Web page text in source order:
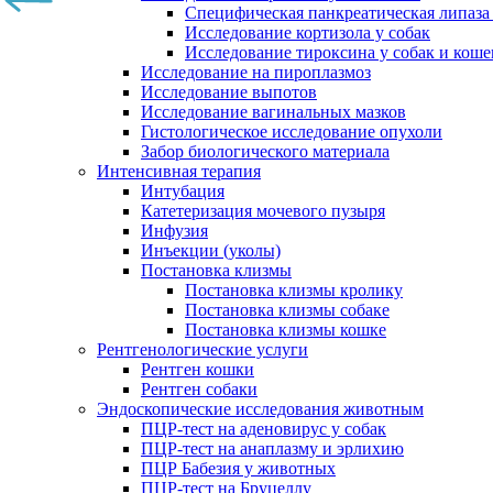
Специфическая панкреатическая
Исследование кортизола у собак
Исследование тироксина у собак и
Исследование на пироплазмоз
Исследование выпотов
Исследование вагинальных мазков
Гистологическое исследование опухоли
Забор биологического материала
Интенсивная терапия
Интубация
Катетеризация мочевого пузыря
Инфузия
Инъекции (уколы)
Постановка клизмы
Постановка клизмы кролику
Постановка клизмы собаке
Постановка клизмы кошке
Рентгенологические услуги
Рентген кошки
Рентген собаки
Эндоскопические исследования животным
ПЦР-тест на аденовирус у собак
ПЦР-тест на анаплазму и эрлихию
ПЦР Бабезия у животных
ПЦР-тест на Бруцеллу